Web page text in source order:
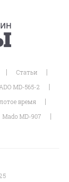
| Статьи |
MD-565-2 |
время |
Mado MD-907 |